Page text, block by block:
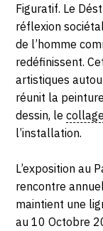
Figuratif. Le
réflexion
de l’homme
redéfinissent.
artistiques
réunit la
dessin, le
l’installation.
L’exposition au
rencontre
maintient une
au 10 Octobre